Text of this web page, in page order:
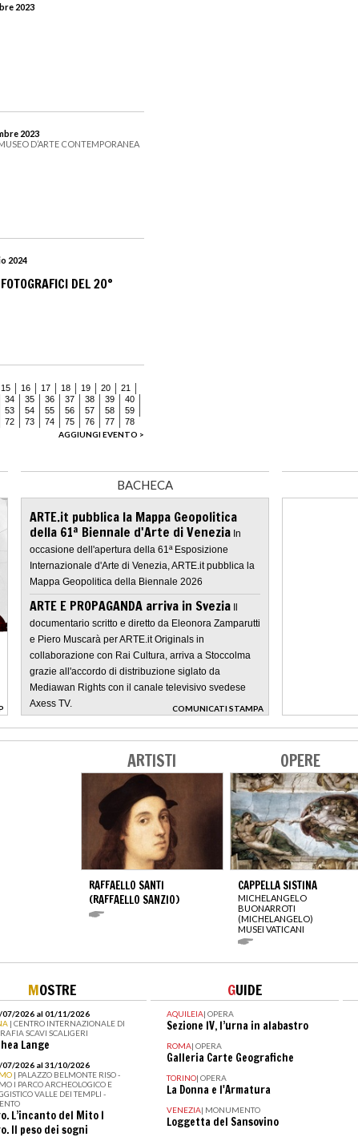
2023
2023
D’ARTE CONTEMPORANEA
2024
DEL 20°
15 16 17 18 19 20
21
34 35 36 37 38 39
40
53 54 55 56 57 58
59
72 73 74 75 76 77
78
AGGIUNGI EVENTO >
BACHECA
ARTE.it pubblica la Mappa Geopolitica
della 61ª Biennale d'Arte di Venezia In
occasione dell'apertura della 61ª Esposizione
Internazionale d'Arte di Venezia, ARTE.it pubblica la
Mappa Geopolitica della Biennale 2026
ARTE E PROPAGANDA arriva in Svezia Il
documentario scritto e diretto da Eleonora Zamparutti
e Piero Muscarà per ARTE.it Originals in
collaborazione con Rai Cultura, arriva a Stoccolma
grazie all'accordo di distribuzione siglato da
Mediawan Rights con il canale televisivo svedese
Axess TV.
COMUNICATI STAMPA
>
ARTISTI
RAFFAELLO SANTI
(RAFFAELLO SANZIO)
OPERE
CAPPELLA SISTINA
MICHELANGELO
BUONARROTI
(MICHELANGELO)
MUSEI VATICANI
MOSTRE
07/2026 al 01/11/2026
| CENTRO INTERNAZIONALE DI
SCAVI SCALIGERI
Lange
07/2026 al 31/10/2026
| PALAZZO BELMONTE RISO -
I PARCO ARCHEOLOGICO E
VALLE DEI TEMPLI -
L’incanto del Mito I
Il peso dei sogni
GUIDE
AQUILEIA| OPERA
Sezione IV, l’urna in alabastro
ROMA| OPERA
Galleria Carte Geografiche
TORINO| OPERA
La Donna e l'Armatura
VENEZIA| MONUMENTO
Loggetta del Sansovino